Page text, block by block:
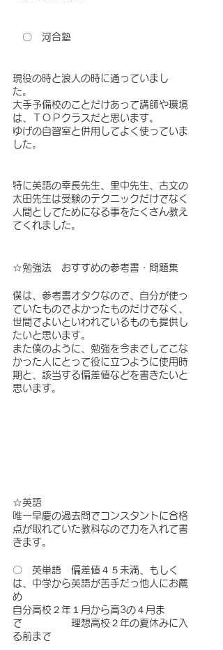
〇　河合塾
現役の時と浪人の時に通っていまし
た。
大手予備校のことだけあって講師や環境
は、ＴＯＰクラスだと思います。
ゆげの自習室と併用してよく使っていま
した。
特に英語の幸長先生、里中先生、古文の
太田先生は受験のテクニックだけでなく
人間としてためになる事をたくさん教え
てくれました。
☆勉強法　おすすめの参考書・問題集
僕は、参考書オタクなので、自分が使っ
ていたものでよかったものだけでなく、
世間でよいといわれているものも提供し
たいと思います。
また僕のように、勉強を今までしてこな
かった人にとって役に立つように使用時
期と、該当する偏差値などを書きたいと
思います。
☆英語
唯一早慶の過去問でコンスタントに合格
点が取れていた教科なので力を入れて書
きます。
〇　英単語　偏差値４５未満、もしく
は、中学から英語が苦手だっ他人にお薦
め
自分高校２年１月から高3の４月ま
で　　　　　理想高校２年の夏休みに入
る前まで